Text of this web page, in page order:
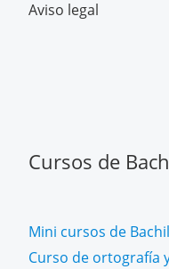
Aviso legal
Cursos de
Mini cursos de
Curso de ortografía